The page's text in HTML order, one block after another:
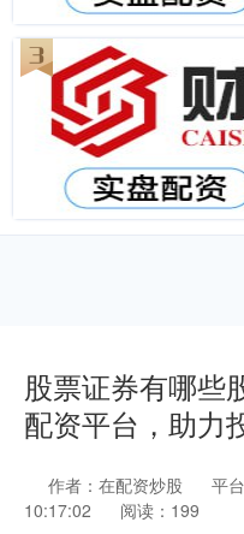
股票证券有哪些
配资平台，助力
作者：在配资炒股 平
10:17:02
阅读：199